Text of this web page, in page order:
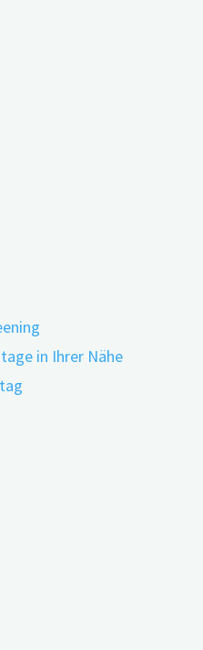
in Ihrer Nähe
macht
von
Pflegeplanung
Menschen mit